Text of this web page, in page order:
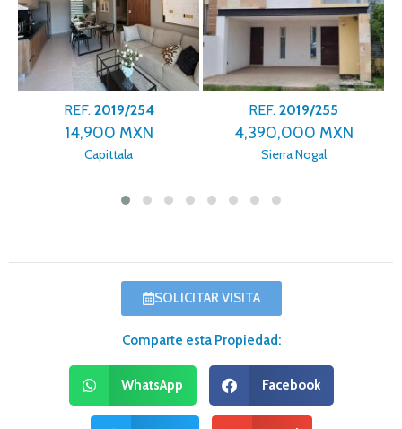
REF. 2019/254
14,900 MXN
Capittala
REF. 2019/255
4,390,000 MXN
Sierra Nogal
SOLICITAR VISITA
Comparte esta Propiedad:
WhatsApp Facebook